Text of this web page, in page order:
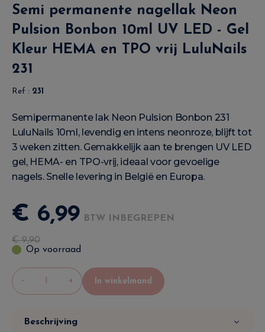
Semi permanente nagellak Neon
Pulsion Bonbon 10ml UV LED - Gel
Kleur HEMA en TPO vrij LuluNails
231
Ref : 231
Semipermanente lak Neon Pulsion Bonbon 231
LuluNails 10ml, levendig en intens neonroze, blijft tot
3 weken zitten. Gemakkelijk aan te brengen UV LED
gel, HEMA- en TPO-vrij, ideaal voor gevoelige
nagels. Snelle levering in België en Europa.
€ 6,99 BTW INBEGREPEN
€9,90
Op voorraad
- + In winkelmand
Beschrijving